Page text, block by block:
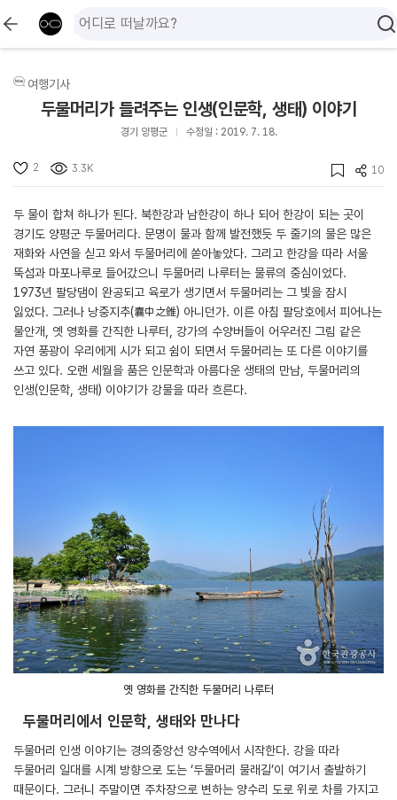
여행기사
두물머리가 들려주는 인생(인문학, 생태) 이야기
경기 양평군 수정일 : 2019. 7. 18.
2 3.3K 10
두 물이 합쳐 하나가 된다. 북한강과 남한강이 하나 되어 한강이 되는 곳이
경기도 양평군 두물머리다. 문명이 물과 함께 발전했듯 두 줄기의 물은 많은
재화와 사연을 싣고 와서 두물머리에 쏟아놓았다. 그리고 한강을 따라 서울
뚝섬과 마포나루로 들어갔으니 두물머리 나루터는 물류의 중심이었다.
1973년 팔당댐이 완공되고 육로가 생기면서 두물머리는 그 빛을 잠시
잃었다. 그러나 낭중지추(囊中之錐) 아니던가. 이른 아침 팔당호에서 피어나는
물안개, 옛 영화를 간직한 나루터, 강가의 수양버들이 어우러진 그림 같은
자연 풍광이 우리에게 시가 되고 쉼이 되면서 두물머리는 또 다른 이야기를
쓰고 있다. 오랜 세월을 품은 인문학과 아름다운 생태의 만남, 두물머리의
인생(인문학, 생태) 이야기가 강물을 따라 흐른다.
옛 영화를 간직한 두물머리 나루터
두물머리에서 인문학, 생태와 만나다
두물머리 인생 이야기는 경의중앙선 양수역에서 시작한다. 강을 따라
두물머리 일대를 시계 방향으로 도는 ‘두물머리 물래길’이 여기서 출발하기
때문이다. 그러니 주말이면 주차장으로 변하는 양수리 도로 위로 차를 가지고